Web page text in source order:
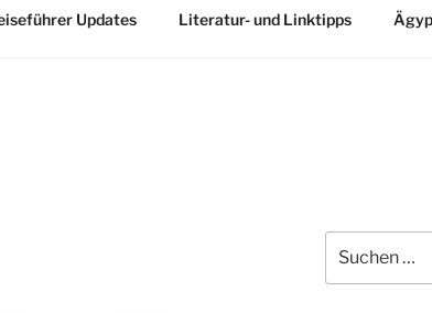
Updates Literatur- und Linktipps
nach: